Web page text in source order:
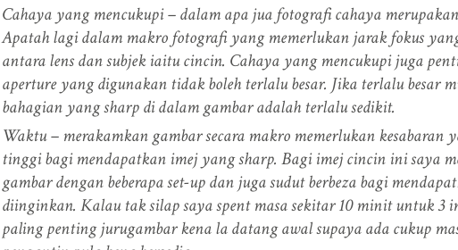
Cahaya yang mencukupi – dalam apa jua fotografi cahaya
Apatah lagi dalam makro fotografi yang memerlukan jarak fokus
antara lens dan subjek iaitu cincin. Cahaya yang mencukupi juga
aperture yang digunakan tidak boleh terlalu besar. Jika terlalu besar
bahagian yang sharp di dalam gambar adalah terlalu sedikit.
Waktu – merakamkan gambar secara makro memerlukan kesabaran
tinggi bagi mendapatkan imej yang sharp. Bagi imej cincin ini saya
gambar dengan beberapa set-up dan juga sudut berbeza bagi
diinginkan. Kalau tak silap saya spent masa sekitar 10 minit untuk 3
paling penting jurugambar kena la datang awal supaya ada cukup